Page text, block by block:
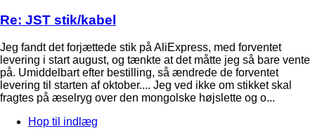
Re: JST stik/kabel
Jeg fandt det forjættede stik på AliExpress, med forventet
levering i start august, og tænkte at det måtte jeg så bare vente
på. Umiddelbart efter bestilling, så ændrede de forventet
levering til starten af oktober.... Jeg ved ikke om stikket skal
fragtes på æselryg over den mongolske højslette og o...
Hop til indlæg